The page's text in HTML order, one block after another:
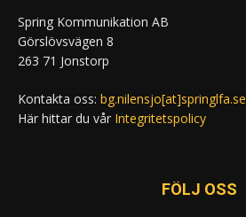
Spring Kommunikation AB
Görslövsvägen 8
263 71 Jonstorp
Kontakta oss: bg.nilensjo[at]springlfa.se
Här hittar du vår Integritetspolicy
FÖLJ OSS